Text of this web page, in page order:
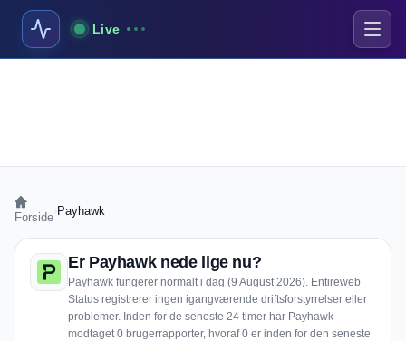
Live
Forside Payhawk
Er Payhawk nede lige nu?
Payhawk fungerer normalt i dag (9 August 2026). Entireweb
Status registrerer ingen igangværende driftsforstyrrelser eller
problemer. Inden for de seneste 24 timer har Payhawk
modtaget 0 brugerrapporter, hvoraf 0 er inden for den seneste